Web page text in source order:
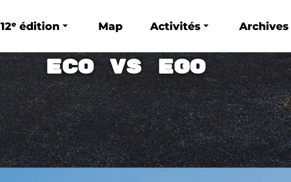
12ᵉ édition Map Activités Archives
ECO vs EGO